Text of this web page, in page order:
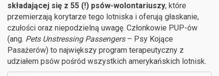
składającej się z 55 (!) psów-wolontariuszy, które
przemierzają korytarze tego lotniska i oferują głaskanie,
czułości oraz niepodzielną uwagę. Członkowie PUP-ów
(ang. Pets Unstressing Passengers– Psy Kojące
Pasażerów) to największy program terapeutyczny z
udziałem psów pośród wszystkich amerykańskich lotnisk.